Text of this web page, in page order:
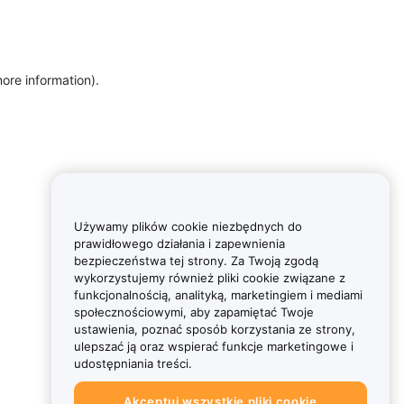
information).
Używamy plików cookie niezbędnych do
prawidłowego działania i zapewnienia
bezpieczeństwa tej strony. Za Twoją zgodą
wykorzystujemy również pliki cookie związane z
funkcjonalnością, analityką, marketingiem i mediami
społecznościowymi, aby zapamiętać Twoje
ustawienia, poznać sposób korzystania ze strony,
ulepszać ją oraz wspierać funkcje marketingowe i
udostępniania treści.